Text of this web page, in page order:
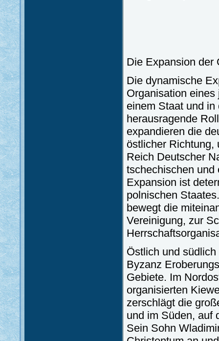
Die Expansion der
Die dynamische
Organisation
einem Staat und
herausragende
expandieren die
östlicher Richtung,
Reich Deutscher
tschechischen und
Expansion ist
polnischen
bewegt die
Vereinigung, zur
Östlich und
Byzanz
Gebiete. Im
organisierten
zerschlägt die
und im Süden, auf
Sein Sohn